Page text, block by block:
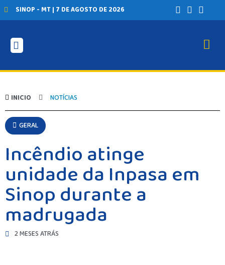
SINOP - MT | 7 DE AGOSTO DE 2026
INICIO NOTÍCIAS
GERAL
Incêndio atinge
unidade da Inpasa em
Sinop durante a
madrugada
2 MESES ATRÁS